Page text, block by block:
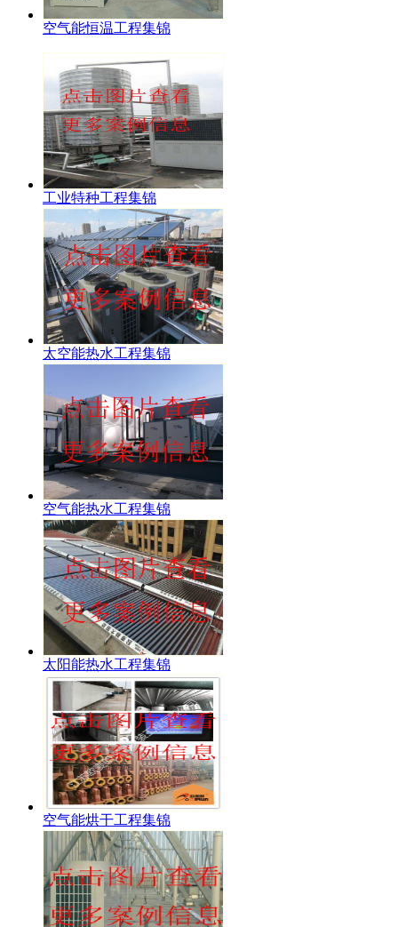
空气能恒温工程集锦
工业特种工程集锦
太空能热水工程集锦
空气能热水工程集锦
太阳能热水工程集锦
空气能烘干工程集锦